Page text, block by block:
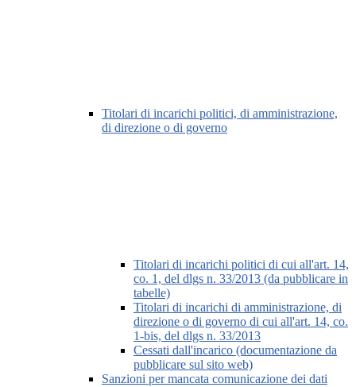
Titolari di incarichi politici, di amministrazione,
di direzione o di governo
Titolari di incarichi politici di cui all'art. 14,
co. 1, del dlgs n. 33/2013 (da pubblicare in
tabelle)
Titolari di incarichi di amministrazione, di
direzione o di governo di cui all'art. 14, co.
1-bis, del dlgs n. 33/2013
Cessati dall'incarico (documentazione da
pubblicare sul sito web)
Sanzioni per mancata comunicazione dei dati